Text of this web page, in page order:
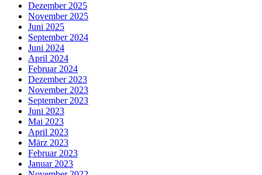
Dezember 2025
November 2025
Juni 2025
September 2024
Juni 2024
April 2024
Februar 2024
Dezember 2023
November 2023
September 2023
Juni 2023
Mai 2023
April 2023
März 2023
Februar 2023
Januar 2023